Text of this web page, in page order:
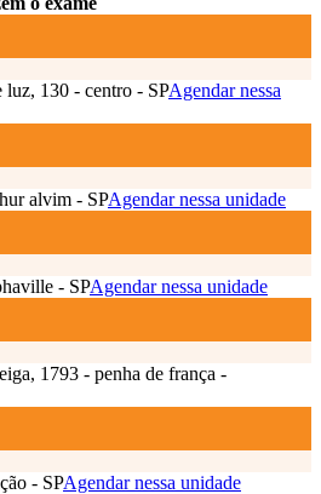
luz, 130 - centro - SPAgendar nessa
alvim - SPAgendar nessa unidade
- SPAgendar nessa unidade
1793 - penha de frança -
- SPAgendar nessa unidade